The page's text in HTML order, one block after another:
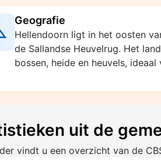
Geografie
Hellendoorn ligt in het oosten
de Sallandse Heuvelrug. Het
bossen, heide en heuvels,
uit de
vindt u een overzicht van de